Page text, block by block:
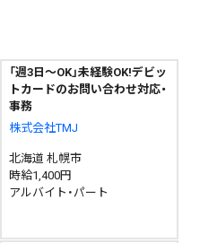
「週3日～OK」未経験OK!デビッ
トカードのお問い合わせ対応・
事務
株式会社TMJ
北海道 札幌市
時給1,400円
アルバイト・パート